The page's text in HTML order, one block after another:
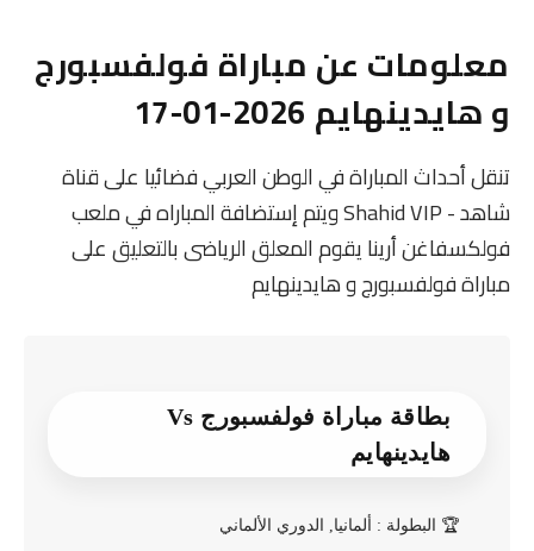
معلومات عن مباراة فولفسبورج
و هايدينهايم 2026-01-17
تنقل أحداث المباراة في الوطن العربي فضائيا على قناة
شاهد - Shahid VIP ويتم إستضافة المباراه في ملعب
فولكسفاغن أرينا يقوم المعلق الرياضى بالتعليق على
مباراة فولفسبورج و هايدينهايم
بطاقة مباراة فولفسبورج Vs
هايدينهايم
🏆 البطولة : ألمانيا, الدوري الألماني